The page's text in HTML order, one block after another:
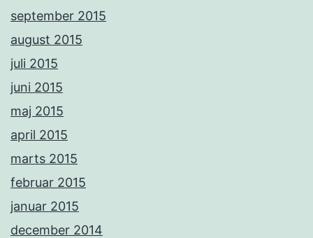
september 2015
august 2015
juli 2015
juni 2015
maj 2015
april 2015
marts 2015
februar 2015
januar 2015
december 2014